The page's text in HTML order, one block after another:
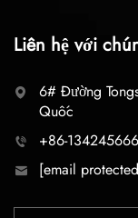
Liên hệ với
6# Đường
Quốc
+86-
[email